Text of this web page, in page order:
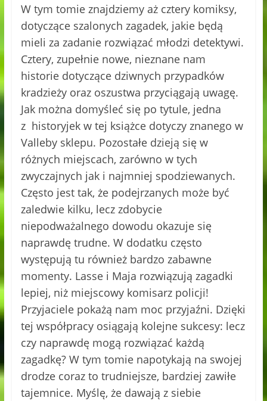
W tym tomie znajdziemy aż cztery komiksy,
dotyczące szalonych zagadek, jakie będą
mieli za zadanie rozwiązać młodzi detektywi.
Cztery, zupełnie nowe, nieznane nam
historie dotyczące dziwnych przypadków
kradzieży oraz oszustwa przyciągają uwagę.
Jak można domyśleć się po tytule, jedna
z historyjek w tej książce dotyczy znanego w
Valleby sklepu. Pozostałe dzieją się w
różnych miejscach, zarówno w tych
zwyczajnych jak i najmniej spodziewanych.
Często jest tak, że podejrzanych może być
zaledwie kilku, lecz zdobycie
niepodważalnego dowodu okazuje się
naprawdę trudne. W dodatku często
występują tu również bardzo zabawne
momenty. Lasse i Maja rozwiązują zagadki
lepiej, niż miejscowy komisarz policji!
Przyjaciele pokażą nam moc przyjaźni. Dzięki
tej współpracy osiągają kolejne sukcesy: lecz
czy naprawdę mogą rozwiązać każdą
zagadkę? W tym tomie napotykają na swojej
drodze coraz to trudniejsze, bardziej zawiłe
tajemnice. Myślę, że dawają z siebie